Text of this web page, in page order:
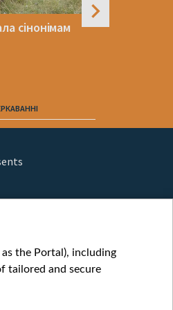
сінонімам
the Portal), including
tailored and secure